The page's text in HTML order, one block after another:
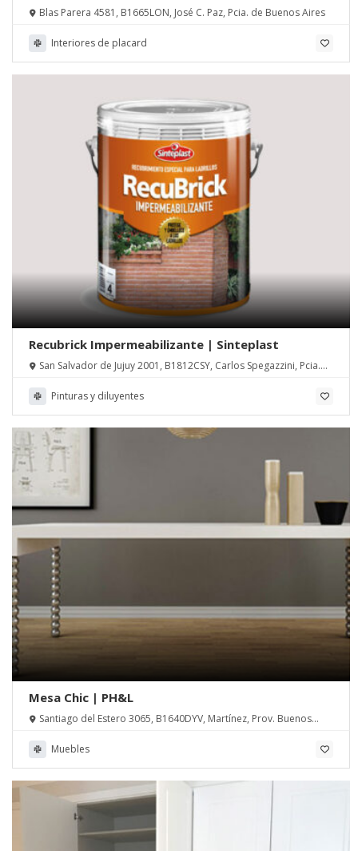
Blas Parera 4581, B1665LON, José C. Paz, Pcia. de Buenos Aires
Interiores de placard
Recubrick Impermeabilizante | Sinteplast
San Salvador de Jujuy 2001, B1812CSY, Carlos Spegazzini, Pcia.
Pinturas y diluyentes
Mesa Chic | PH&L
Santiago del Estero 3065, B1640DYV, Martínez, Prov. Buenos
Muebles